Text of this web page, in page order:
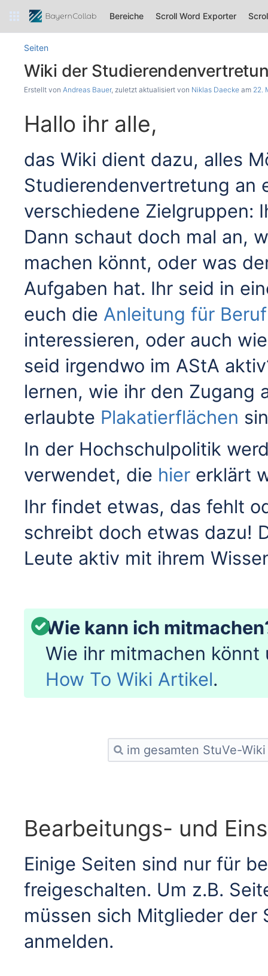
Bereiche Scroll Word Exporter
Seiten
Wiki der
Erstellt von Andreas Bauer, zuletzt aktualisiert von Niklas Daecke am 22.
Hallo ihr alle,
das Wiki dient dazu, alles
Studierendenvertretung an
verschiedene Zielgruppen:
Dann schaut doch mal an,
machen könnt, oder was
Aufgaben hat. Ihr seid in
euch die Anleitung für
interessieren, oder auch
seid irgendwo im AStA
lernen, wie ihr den Zugang
erlaubte Plakatierflächen
In der Hochschulpolitik
verwendet, die hier erklärt
Ihr findet etwas, das fehlt
schreibt doch etwas dazu!
Leute aktiv mit ihrem
Wie kann ich
Wie ihr mitmachen
How To Wiki Artikel.
Bearbeitungs- und
Einige Seiten sind nur für
freigeschalten. Um z.B.
müssen sich Mitglieder der
anmelden.